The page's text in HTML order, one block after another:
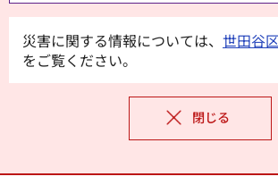
災害に関する情報については、 世田谷
をご覧ください。
閉じる